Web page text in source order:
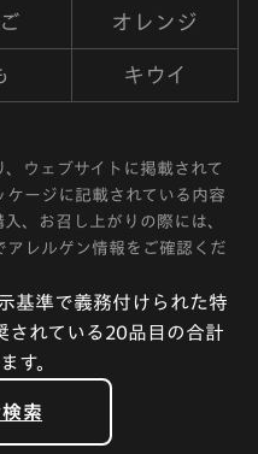
オレンジ
キウイ
ウェブサイトに掲載されて
ージに記載されている内容
、お召し上がりの際には、
アレルゲン情報をご確認くだ
基準で義務付けられた特
されている20品目の合計
す。
索